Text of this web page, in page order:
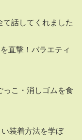
て話してくれました
直撃！バラエティ
っこ・消しゴムを食
装着方法を学ぼ